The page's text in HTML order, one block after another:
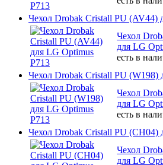
Чехол Drobak Cristall PU (AV44)
Чехол
для LG
есть в
Чехол Drobak Cristall PU (W198)
Чехол
для LG
есть в
Чехол Drobak Cristall PU (CH04)
Чехол
для LG